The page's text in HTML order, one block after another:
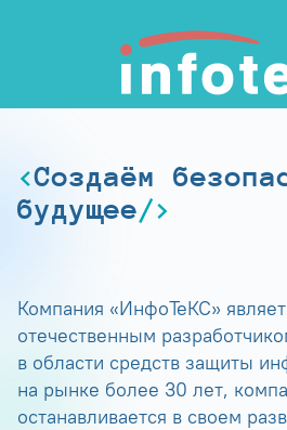
Создаём
будущее
Компания «ИнфоТеКС»
отечественным
в области средств защиты
на рынке более 30 лет,
останавливается в своем